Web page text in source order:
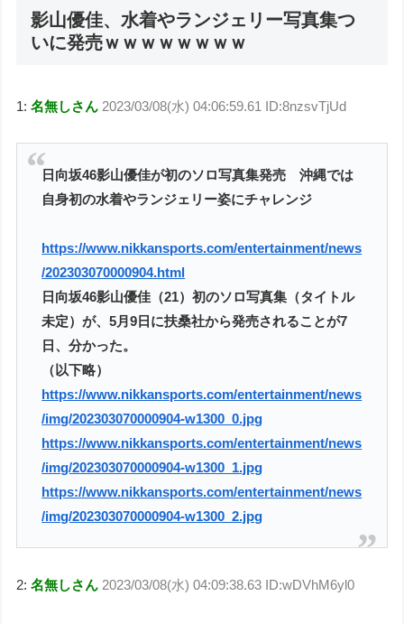
影山優佳、水着やランジェリー写真集つ
いに発売ｗｗｗｗｗｗｗｗ
1:名無しさん 2023/03/08(水) 04:06:59.61 ID:8nzsvTjUd
日向坂46影山優佳が初のソロ写真集発売 沖縄では
自身初の水着やランジェリー姿にチャレンジ
https://www.nikkansports.com/entertainment/news
/202303070000904.html
日向坂46影山優佳（21）初のソロ写真集（タイトル
未定）が、5月9日に扶桑社から発売されることが7
日、分かった。
（以下略）
https://www.nikkansports.com/entertainment/news
/img/202303070000904-w1300_0.jpg
https://www.nikkansports.com/entertainment/news
/img/202303070000904-w1300_1.jpg
https://www.nikkansports.com/entertainment/news
/img/202303070000904-w1300_2.jpg
2:名無しさん 2023/03/08(水) 04:09:38.63 ID:wDVhM6yl0